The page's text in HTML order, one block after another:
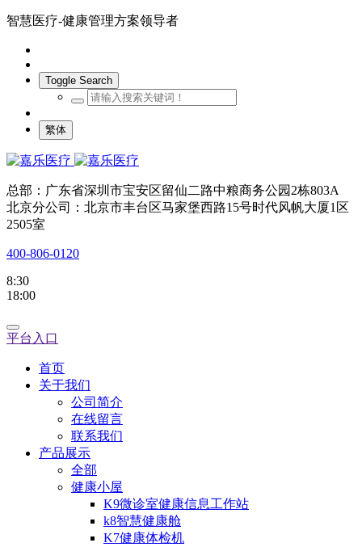
智慧医疗-健康管理方案领导者
Toggle Search
繁体
总部：广东省深圳市宝安区留仙二路中粮商务公园2栋803A
北京分公司：北京市丰台区马家堡西路15号时代风帆大厦1区
2505室
400-806-0120
8:30
18:00
平台入口
首页
关于我们
公司简介
在线留言
联系我们
产品展示
全部
健康小屋
K9微诊室健康信息工作站
k8智慧健康舱
K7健康体检机